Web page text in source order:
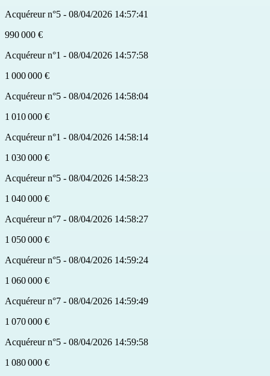
Acquéreur n°5 - 08/04/2026 14:57:41
990 000 €
Acquéreur n°1 - 08/04/2026 14:57:58
1 000 000 €
Acquéreur n°5 - 08/04/2026 14:58:04
1 010 000 €
Acquéreur n°1 - 08/04/2026 14:58:14
1 030 000 €
Acquéreur n°5 - 08/04/2026 14:58:23
1 040 000 €
Acquéreur n°7 - 08/04/2026 14:58:27
1 050 000 €
Acquéreur n°5 - 08/04/2026 14:59:24
1 060 000 €
Acquéreur n°7 - 08/04/2026 14:59:49
1 070 000 €
Acquéreur n°5 - 08/04/2026 14:59:58
1 080 000 €